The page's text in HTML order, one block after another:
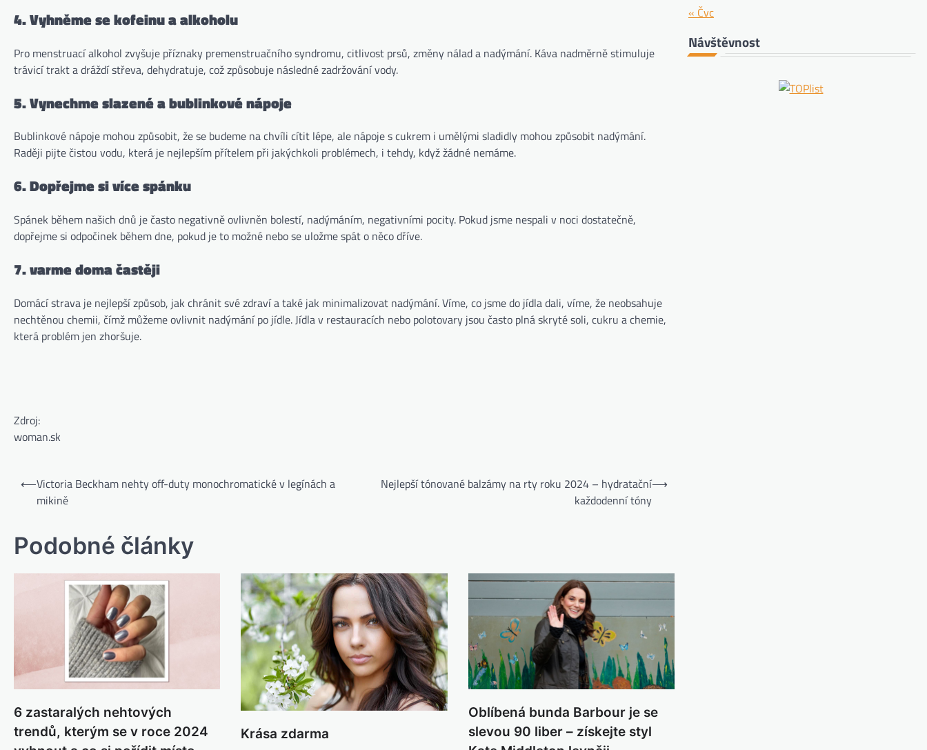
4. Vyhněme se kofeinu a alkoholu
Pro menstruací alkohol zvyšuje příznaky premenstruačního syndromu, citlivost prsů, změny nálad a nadýmání. Káva nadměrně stimuluje
trávicí trakt a dráždí střeva, dehydratuje, což způsobuje následné zadržování vody.
5. Vynechme slazené a bublinkové nápoje
Bublinkové nápoje mohou způsobit, že se budeme na chvíli cítit lépe, ale nápoje s cukrem i umělými sladidly mohou způsobit nadýmání.
Raději pijte čistou vodu, která je nejlepším přítelem při jakýchkoli problémech, i tehdy, když žádné nemáme.
6. Dopřejme si více spánku
Spánek během našich dnů je často negativně ovlivněn bolestí, nadýmáním, negativními pocity. Pokud jsme nespali v noci dostatečně,
dopřejme si odpočinek během dne, pokud je to možné nebo se uložme spát o něco dříve.
7. varme doma častěji
Domácí strava je nejlepší způsob, jak chránit své zdraví a také jak minimalizovat nadýmání. Víme, co jsme do jídla dali, víme, že neobsahuje
nechtěnou chemii, čímž můžeme ovlivnit nadýmání po jídle. Jídla v restauracích nebo polotovary jsou často plná skryté soli, cukru a chemie,
která problém jen zhoršuje.
Zdroj:
woman.sk
⟵Victoria Beckham nehty off-duty monochromatické v legínách a
mikině
Nejlepší tónované balzámy na rty roku 2024 – hydratační
každodenní tóny
⟶
Podobné články
6 zastaralých nehtových
trendů, kterým se v roce 2024
Krása zdarma
Oblíbená bunda Barbour je se
slevou 90 liber – získejte styl
« Čvc
Návštěvnost